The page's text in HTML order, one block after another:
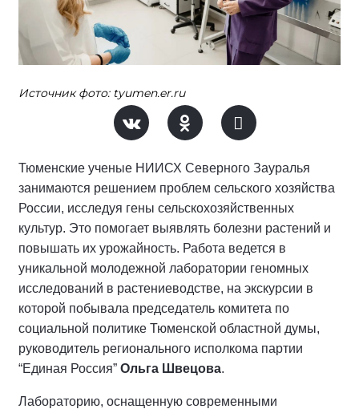
Источник фото: tyumen.er.ru
Тюменские ученые НИИСХ Северного Зауралья
занимаются решением проблем сельского хозяйства
России, исследуя гены сельскохозяйственных
культур. Это помогает выявлять болезни растений и
повышать их урожайность. Работа ведется в
уникальной молодежной лаборатории геномных
исследований в растениеводстве, на экскурсии в
которой побывала председатель комитета по
социальной политике Тюменской областной думы,
руководитель регионального исполкома партии
“Единая Россия” Ольга Швецова.
Лабораторию, оснащенную современными